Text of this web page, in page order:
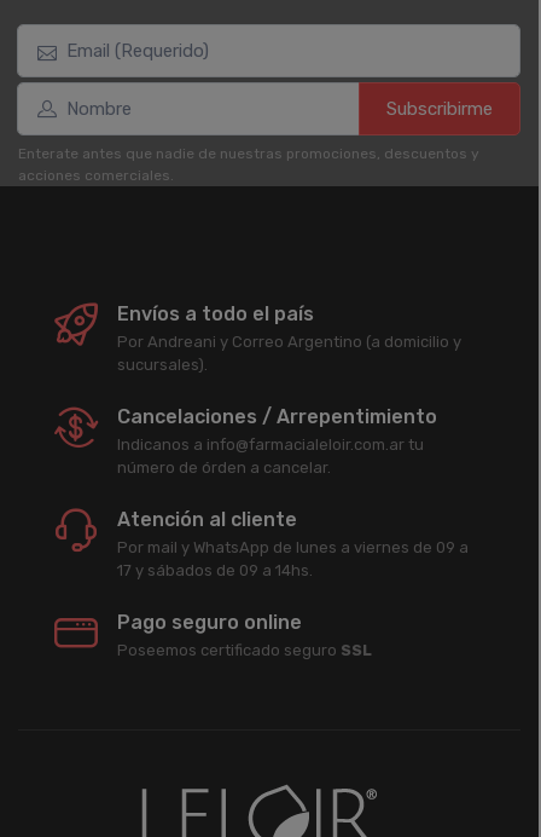
Subscribirme
Enterate antes que nadie de nuestras promociones, descuentos y
acciones comerciales.
Envíos a todo el país
Por Andreani y Correo Argentino (a domicilio y
sucursales).
Cancelaciones / Arrepentimiento
Indicanos a info@farmacialeloir.com.ar tu
número de órden a cancelar.
Atención al cliente
Por mail y WhatsApp de lunes a viernes de 09 a
17 y sábados de 09 a 14hs.
Pago seguro online
Poseemos certificado seguro SSL